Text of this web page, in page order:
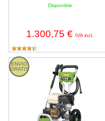
Disponible
1.300,75 € IVA incl.
ENVIO
GRATIS
Hidrolimpiadora agua fría a